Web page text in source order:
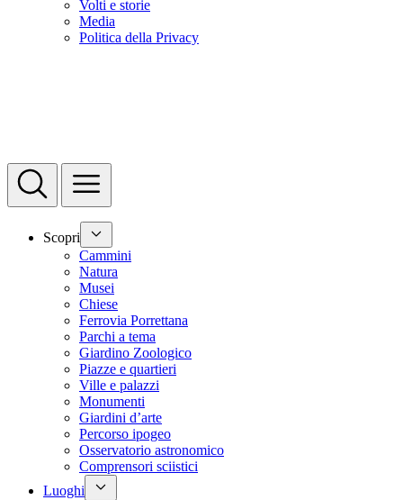
Volti e storie
Media
Politica della Privacy
Scopri
Cammini
Natura
Musei
Chiese
Ferrovia Porrettana
Parchi a tema
Giardino Zoologico
Piazze e quartieri
Ville e palazzi
Monumenti
Giardini d’arte
Percorso ipogeo
Osservatorio astronomico
Comprensori sciistici
Luoghi